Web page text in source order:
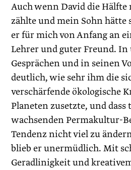
Auch wenn David die Hälfte
zählte und mein Sohn hätte
er für mich von Anfang an
Lehrer und guter Freund. In
Gesprächen und in seinen
deutlich, wie sehr ihm die
verschärfende ökologische
Planeten zusetzte, und
wachsenden Permakultur-
Tendenz nicht viel zu
blieb er unermüdlich. Mit
Geradlinigkeit und